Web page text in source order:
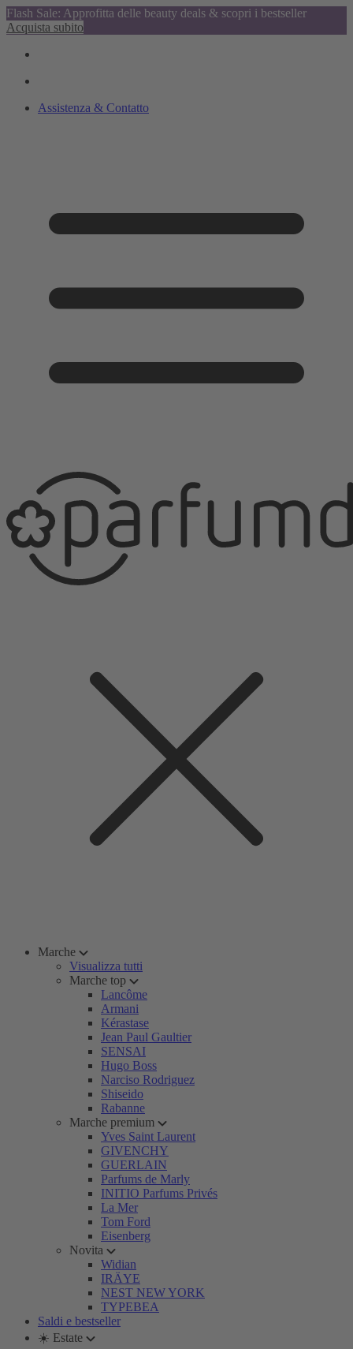
Flash Sale: Approfitta delle beauty deals & scopri i bestseller
Acquista subito
Assistenza & Contatto
Marche
Visualizza tutti
Marche top
Lancôme
Armani
Kérastase
Jean Paul Gaultier
SENSAI
Hugo Boss
Narciso Rodriguez
Shiseido
Rabanne
Marche premium
Yves Saint Laurent
GIVENCHY
GUERLAIN
Parfums de Marly
INITIO Parfums Privés
La Mer
Tom Ford
Eisenberg
Novita
Widian
IRÄYE
NEST NEW YORK
TYPEBEA
Saldi e bestseller
☀️ Estate